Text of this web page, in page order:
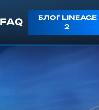
FAQ
БЛОГ LINEAGE
2